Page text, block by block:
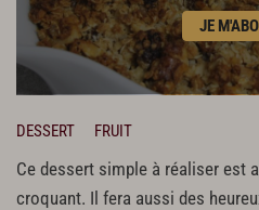
JE
DESSERT FRUIT
Ce dessert simple à réaliser est
croquant. Il fera aussi des